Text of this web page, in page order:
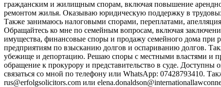
гражданским и жилищным спорам, включая повышение
ремонтом жилья. Оказываю юридическую поддержку в
Также занимаюсь налоговыми спорами, переплатами,
Обращайтесь ко мне по семейным вопросам, включая
имущества, финансовые споры и продажу семейного дома
предприятиям по взысканию долгов и оспариванию долгов.
убежище и депортацию. Решаю споры с местными властями и
обращение к прокурору и представительство в суде.
связаться со мной по телефону или WhatsApp: 07428793410.
rus@erfolgsolicitors.com или